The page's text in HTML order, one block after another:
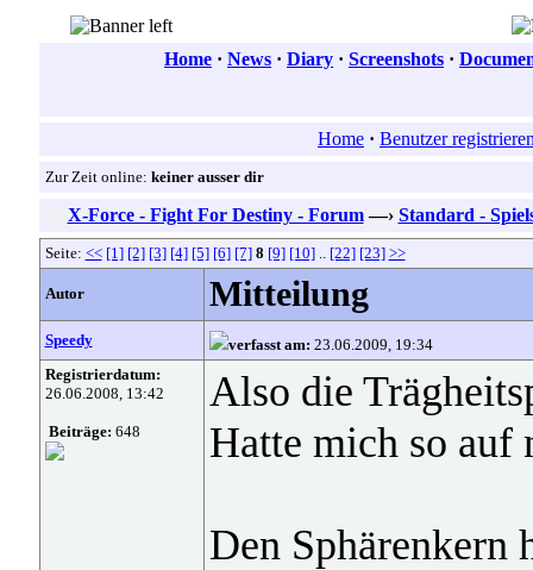
Home · News · Diary · Screenshots ·
Home · Benutzer
Zur Zeit online: keiner ausser dir
X-Force - Fight For Destiny - Forum —› Standard -
Seite: << [1] [2] [3] [4] [5] [6] [7] 8 [9] [10].. [22] [23] >>
Autor Mitteilung
Speedy verfasst am: 23.06.2009, 19:34
Registrierdatum:
26.06.2008, 13:42
Beiträge: 648
Also die
Hatte mich so auf
Den Sphärenkern